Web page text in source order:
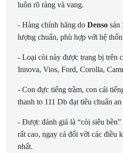
luôn rõ ràng và vang.
- Hàng chính hãng do Denso sản
lượng chuẩn, phù hợp với hệ
- Loại còi này được trang bị trên
Innova, Vios, Ford, Corolla,
- Con đực tiếng trầm, con cái
thanh to 111 Db đạt tiêu chuẩn
- Được đánh giá là “còi siêu
rất cao, ngay cả đối với các điều
nhất.